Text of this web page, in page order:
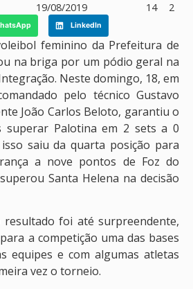
19/08/2019
14
2
LinkedIn
feminino da Prefeitura de
na briga por um pódio geral na
Neste domingo, 18, em
pelo técnico Gustavo
João Carlos Beloto, garantiu o
superar Palotina em 2 sets a 0
saiu da quarta posição para
a nove pontos de Foz do
Santa Helena na decisão
foi até surpreendente,
a competição uma das bases
equipes e com algumas atletas
vez o torneio.